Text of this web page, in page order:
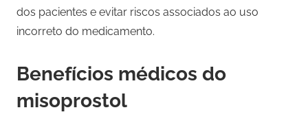
dos pacientes e evitar riscos associados ao uso
incorreto do medicamento.
Benefícios médicos do
misoprostol